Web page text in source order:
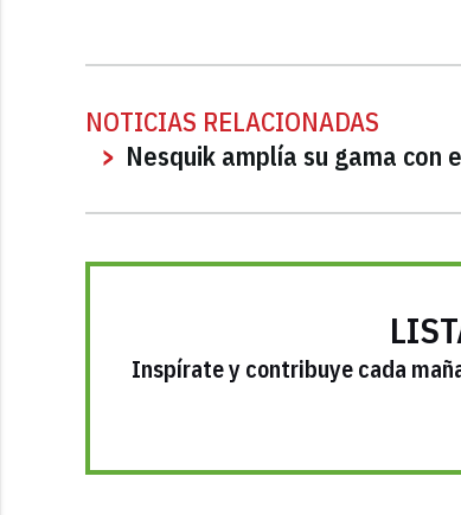
NOTICIAS RELACIONADAS
Nesquik amplía su gama con
Inspírate y contribuye cada